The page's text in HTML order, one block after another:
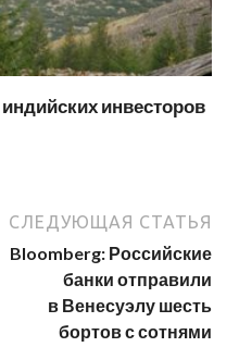
инвесторов
СЛЕДУЮЩАЯ СТАТЬЯ
Bloomberg: Российские
банки отправили
в Венесуэлу шесть
бортов с сотнями